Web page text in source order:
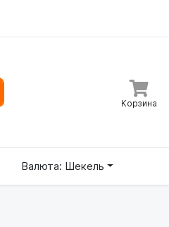
Корзина
Валюта: Шекель